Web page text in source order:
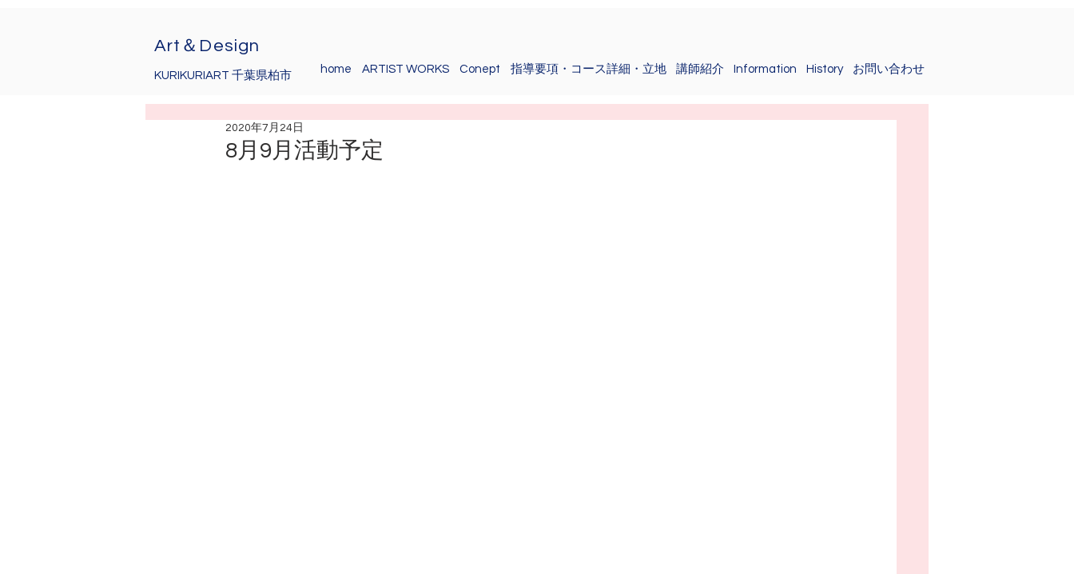
Art＆Design
KURIKURIART 千葉県柏市
home ARTIST WORKS Conept 指導要項・コース詳細・立地 講師紹介 Information History お問い合わせ
8月9月活動予定
2020年7月24日